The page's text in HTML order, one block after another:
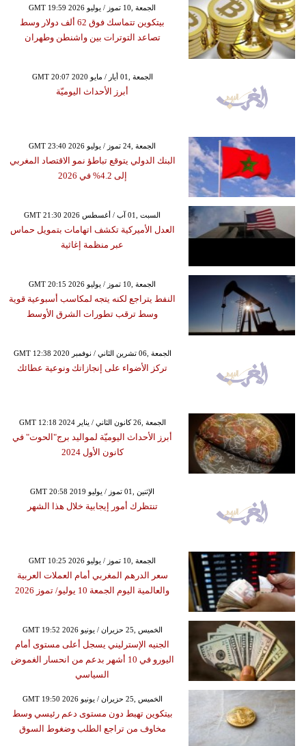
GMT 19:59 2026 الجمعة ,10 تموز / يوليو
بيتكوين تتماسك فوق 62 ألف دولار وسط
تصاعد التوترات بين واشنطن وطهران
GMT 20:07 2020 الجمعة ,01 أيار / مايو
أبرز الأحداث اليوميّة
GMT 23:40 2026 الجمعة ,24 تموز / يوليو
البنك الدولي يتوقع تباطؤ نمو الاقتصاد المغربي
إلى 4.2% في 2026
GMT 21:30 2026 السبت ,01 آب / أغسطس
العدل الأميركية تكشف اتهامات بتمويل حماس
عبر منظمة إغاثية
GMT 20:15 2026 الجمعة ,10 تموز / يوليو
النفط يتراجع لكنه يتجه لمكاسب أسبوعية قوية
وسط ترقب تطورات الشرق الأوسط
GMT 12:38 2020 الجمعة ,06 تشرين الثاني / نوفمبر
تركز الأضواء على إنجازاتك ونوعية عطائك
GMT 12:18 2024 الجمعة ,26 كانون الثاني / يناير
أبرز الأحداث اليوميّة لمواليد برج"الحوت" في
كانون الأول 2024
GMT 20:58 2019 الإثنين ,01 تموز / يوليو
تنتظرك أمور إيجابية خلال هذا الشهر
GMT 10:25 2026 الجمعة ,10 تموز / يوليو
سعر الدرهم المغربي أمام العملات العربية
والعالمية اليوم الجمعة 10 يوليو/ تموز 2026
GMT 19:52 2026 الخميس ,25 حزيران / يونيو
الجنيه الإسترليني يسجل أعلى مستوى أمام
اليورو في 10 أشهر بدعم من انحسار الغموض
السياسي
GMT 19:50 2026 الخميس ,25 حزيران / يونيو
بيتكوين تهبط دون مستوى دعم رئيسي وسط
مخاوف من تراجع الطلب وضغوط السوق